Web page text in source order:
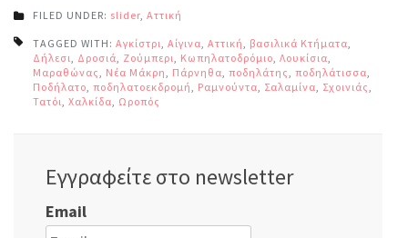
FILED UNDER: slider, Αττική
TAGGED WITH: Αγκίστρι, Αίγινα, Αττική, βασιλικά Κτήματα,
Δήλεσι, Δροσιά, Ζούμπερι, Κωπηλατοδρόμιο, Λουκίσια,
Μαραθώνας, Νέα Μάκρη, Πάρνηθα, ποδηλάτης, ποδηλάτισσα,
Ποδήλατο, ποδηλατοεκδρομή, Ραμνούντα, Σαλαμίνα, Σχοινιάς,
Τατόι, Χαλκίδα, Ωροπός
Εγγραφείτε στο newsletter
Email